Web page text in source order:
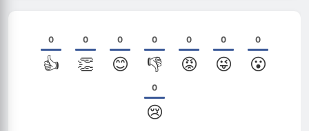
0
👍
0
👏
0
😊
0
👎
0
😡
0
😜
0
😮
0
😢